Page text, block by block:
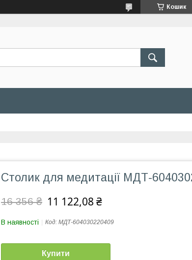
Кошик
Столик для медитації МДТ-
16 356 ₴ 11 122,08 ₴
В наявності Код: МДТ-604030220409
Купити